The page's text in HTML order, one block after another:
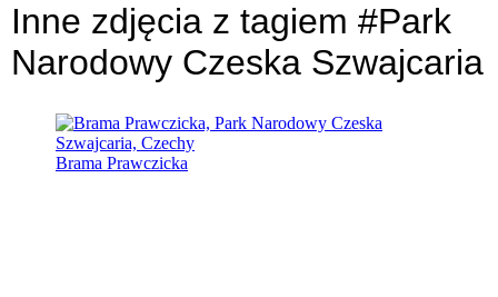
Inne zdjęcia z tagiem #Park
Narodowy Czeska Szwajcaria
Brama Prawczicka